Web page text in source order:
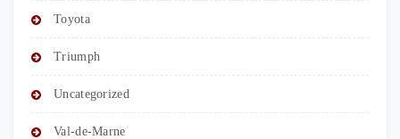
Toyota
Triumph
Uncategorized
Val-de-Marne